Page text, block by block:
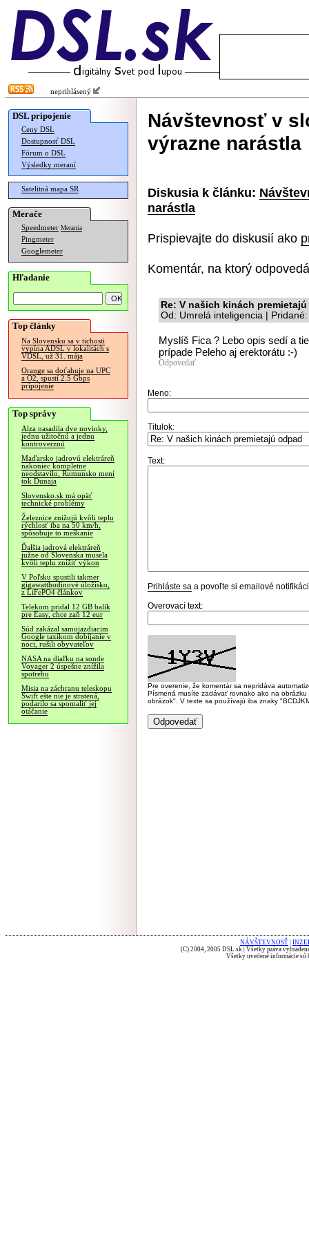
neprihlásený
DSL pripojenie
Ceny DSL
Dostupnosť DSL
Fórum o DSL
Výsledky meraní
Satelitná mapa SR
Merače
Speedmeter Merania
Pingmeter
Googlemeter
Hľadanie
Top články
Na Slovensku sa v tichosti
vypína ADSL v lokalitách s
VDSL, už 31. mája
Orange sa doťahuje na UPC
a O2, spustí 2.5 Gbps
pripojenie
Top správy
Alza nasadila dve novinky,
jednu užitočnú a jednu
kontroverznú
Maďarsko jadrovú elektráreň
nakoniec kompletne
neodstavilo, Rumunsko mení
tok Dunaja
Slovensko.sk má opäť
technické problémy
Železnice znižujú kvôli teplu
rýchlosť iba na 50 km/h,
spôsobuje to meškanie
Ďalšia jadrová elektráreň
južne od Slovenska musela
kvôli teplu znížiť výkon
V Poľsku spustili takmer
gigawatthodinové úložisko,
z LiFePO4 článkov
Telekom pridal 12 GB balík
pre Easy, chce zaň 12 eur
Súd zakázal samojazdiacim
Google taxíkom dobíjanie v
noci, rušili obyvateľov
NASA na diaľku na sonde
Voyager 2 úspešne znížila
spotrebu
Misia na záchranu teleskopu
Swift ešte nie je stratená,
podarilo sa spomaliť jej
otáčanie
Návštevnosť v
výrazne narástla
Diskusia k článku:
narástla
Prispievajte do diskusií ako
Komentár, na ktorý
Re: V našich kinách
Od: Umrelá inteligencia |
Myslíš Fica ? Lebo opis sedí a
prípade Peleho aj erektorátu :-)
Odpovedať
Meno:
Titulok:
Text:
Prihláste sa a povoľte si emailové
Overovací text:
Pre overenie, že komentár sa nepridáva
Písmená musíte zadávať rovnako ako na
obrázok". V texte sa používajú iba znaky
NÁVŠTEVNOSŤ
(C) 2004, 2005 DSL.sk | Všetky práva
Všetky uvedené informácie sú